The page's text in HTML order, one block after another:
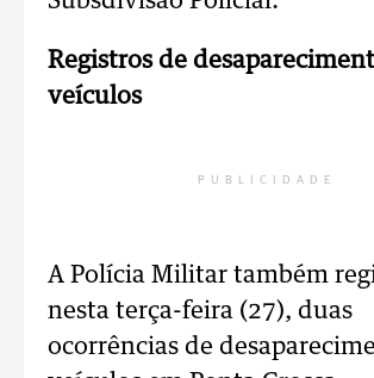
Registros de
veículos
PUBLICIDADE
A Polícia Militar também
nesta terça-feira (27), duas
ocorrências de